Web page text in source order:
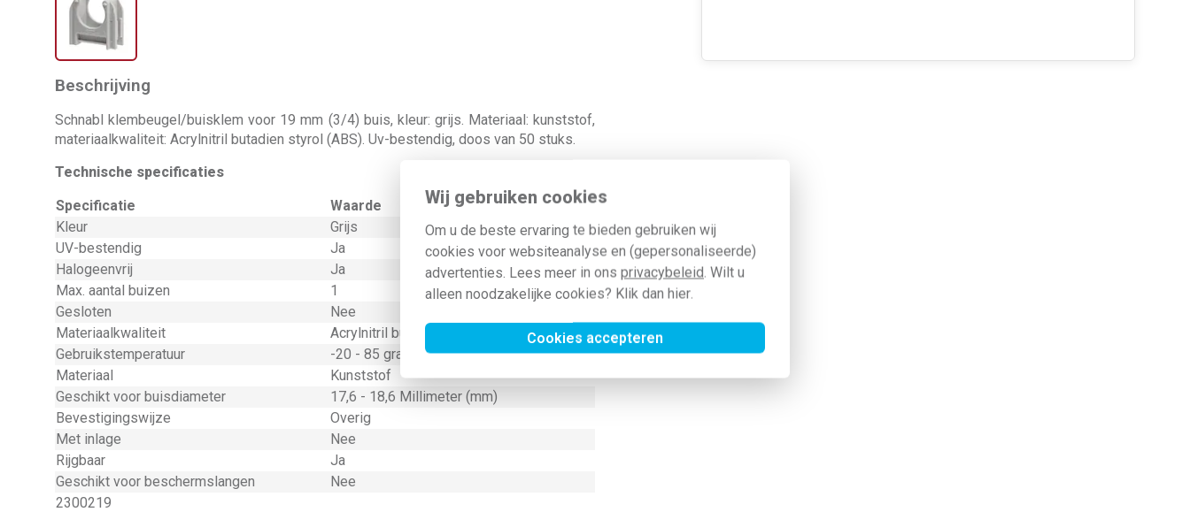
Wij gebruiken cookies
Om u de beste ervaring te bieden gebruiken wij
cookies voor websiteanalyse en (gepersonaliseerde)
advertenties. Lees meer in ons privacybeleid. Wilt u
alleen noodzakelijke cookies? Klik dan hier.
Cookies accepteren
Beschrijving
Schnabl klembeugel/buisklem voor 19 mm (3/4) buis, kleur: grijs. Materiaal: kunststof,
materiaalkwaliteit: Acrylnitril butadien styrol (ABS). Uv-bestendig, doos van 50 stuks.
Technische specificaties
Specificatie
Waarde
Kleur
Grijs
UV-bestendig
Ja
Halogeenvrij
Ja
Max. aantal buizen
1
Gesloten
Nee
Materiaalkwaliteit
Acrylnitril butadien styrol (ABS)
Gebruikstemperatuur
-20 - 85 graden Celsius (°C)
Materiaal
Kunststof
Geschikt voor buisdiameter
17,6 - 18,6 Millimeter (mm)
Bevestigingswijze
Overig
Met inlage
Nee
Rijgbaar
Ja
Geschikt voor beschermslangen
Nee
2300219